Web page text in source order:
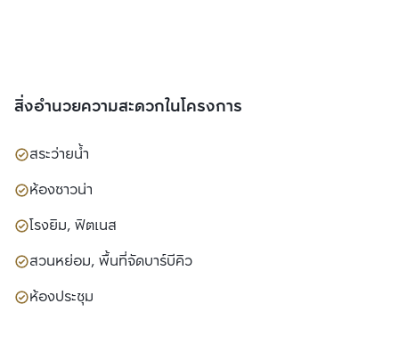
สิ่งอำนวยความสะดวกในโครงการ
สระว่ายน้ำ
ห้องซาวน่า
โรงยิม, ฟิตเนส
สวนหย่อม, พื้นที่จัดบาร์บีคิว
ห้องประชุม